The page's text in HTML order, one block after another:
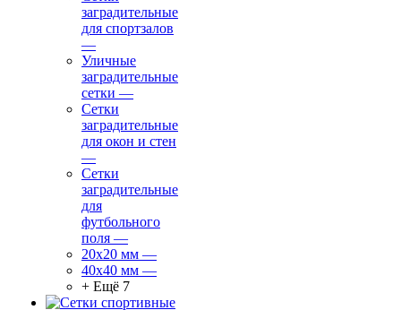
заградительные
для спортзалов
—
Уличные
заградительные
сетки —
Сетки
заградительные
для окон и стен
—
Сетки
заградительные
для
футбольного
поля —
20х20 мм —
40х40 мм —
+ Ещё 7